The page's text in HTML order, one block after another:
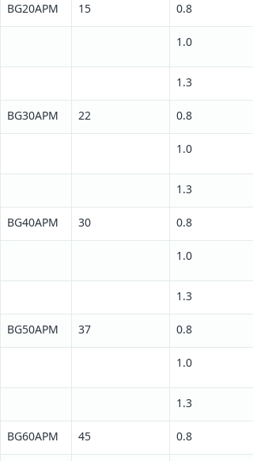
BG20APM 15 0.8
1.0
1.3
BG30APM 22 0.8
1.0
1.3
BG40APM 30 0.8
1.0
1.3
BG50APM 37 0.8
1.0
1.3
BG60APM 45 0.8